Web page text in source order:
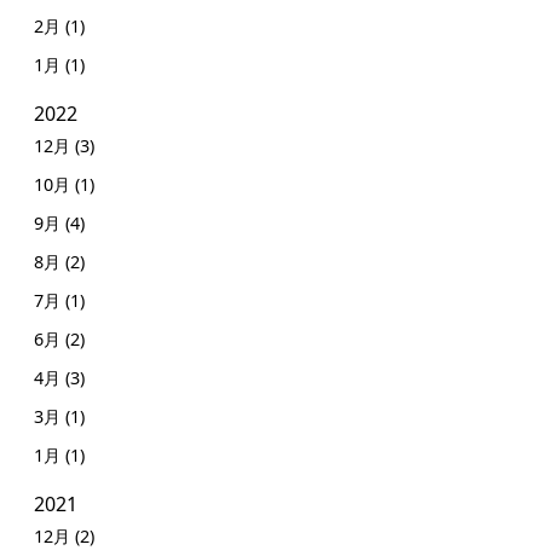
2月 (1)
1月 (1)
2022
12月 (3)
10月 (1)
9月 (4)
8月 (2)
7月 (1)
6月 (2)
4月 (3)
3月 (1)
1月 (1)
2021
12月 (2)